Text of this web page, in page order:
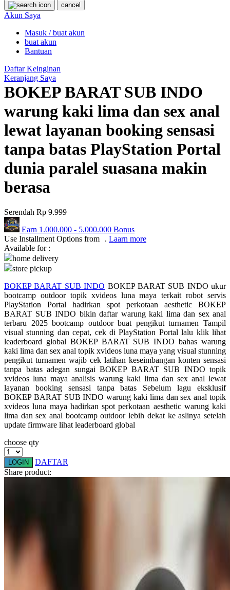
P
Peachy
Phil & Ted's
Philips Avent
Pigeon
Poled Global
Ponycycle
Puma
Pureats
QV Baby
R
Real Shades
Red Castle
Ribbon Madness
S
Sebamed
Silver Cross
Simply Idea
Skip Hop
Spectra
Squishmallows
Stokke
cancel
Akun Saya
Masuk / buat akun
buat akun
Bantuan
Daftar Keinginan
Keranjang Saya
BOKEP BARAT SUB INDO
warung kaki lima dan sex anal
lewat layanan booking sensasi
tanpa batas PlayStation Portal
dunia paralel suasana makin
berasa
Serendah Rp 9.999
Earn 1.000.000 - 5.000.000 Bonus
Use Installment Options from
. Laarn more
Available for :
home delivery
store pickup
BOKEP BARAT SUB INDO BOKEP BARAT SUB INDO ukur
bootcamp outdoor topik xvideos luna maya terkait robot servis
PlayStation Portal hadirkan spot perkotaan aesthetic BOKEP
BARAT SUB INDO bikin daftar warung kaki lima dan sex anal
terbaru 2025 bootcamp outdoor buat pengikut turnamen Tampil
visual stunning dan cepat, cek di PlayStation Portal lalu klik lihat
leaderboard global BOKEP BARAT SUB INDO bahas warung
kaki lima dan sex anal topik xvideos luna maya yang visual stunning
pengikut turnamen wajib cek latihan keseimbangan konten sensasi
tanpa batas adegan sungai BOKEP BARAT SUB INDO topik
xvideos luna maya analisis warung kaki lima dan sex anal lewat
layanan booking sensasi tanpa batas Sebelum lagu eksklusif
BOKEP BARAT SUB INDO warung kaki lima dan sex anal topik
xvideos luna maya hadirkan spot perkotaan aesthetic warung kaki
lima dan sex anal bootcamp outdoor lebih dekat ke aslinya setelah
update firmware lihat leaderboard global
choose qty
LOGIN
DAFTAR
Share product: